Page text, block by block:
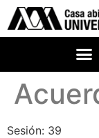
Sesión: 39